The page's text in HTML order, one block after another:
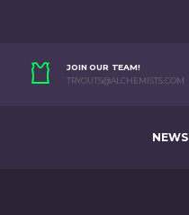
JOIN OUR TEAM!
TRYOUTS@ALCHEMISTS.COM
NEWS